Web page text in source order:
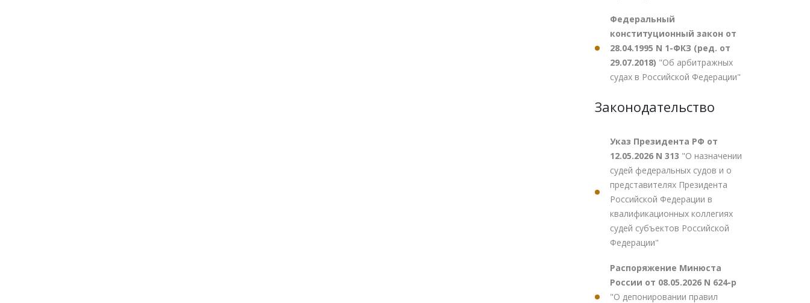
Федеральный
конституционный закон от
28.04.1995 N 1-ФКЗ (ред. от
29.07.2018) "Об арбитражных
судах в Российской Федерации"
Законодательство
Указ Президента РФ от
12.05.2026 N 313 "О назначении
судей федеральных судов и о
представителях Президента
Российской Федерации в
квалификационных коллегиях
судей субъектов Российской
Федерации"
Распоряжение Минюста
России от 08.05.2026 N 624-р
"О депонировании правил